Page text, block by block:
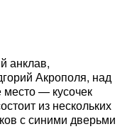
анклав,
Акрополя, над
— кусочек
из нескольких
с синими дверьми